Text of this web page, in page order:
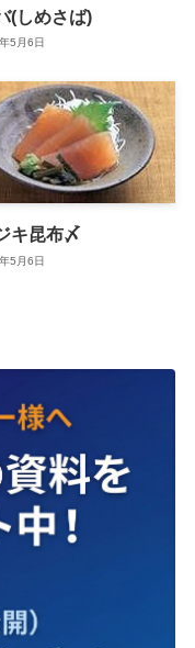
(しめさば)
5月6日
キ昆布〆
5月6日